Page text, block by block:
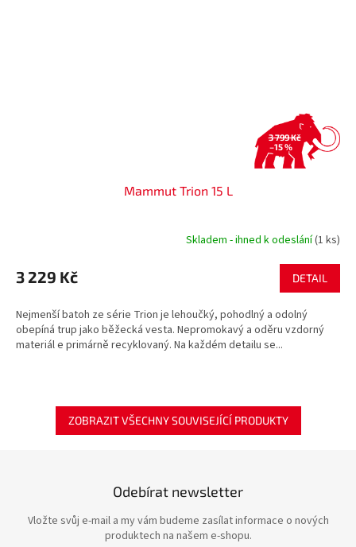
3 799 Kč
–15 %
Mammut Trion 15 L
Skladem - ihned k odeslání(1 ks)
3 229 Kč DETAIL
Nejmenší batoh ze série Trion je lehoučký, pohodlný a odolný
obepíná trup jako běžecká vesta. Nepromokavý a oděru vzdorný
materiál e primárně recyklovaný. Na každém detailu se...
ZOBRAZIT VŠECHNY SOUVISEJÍCÍ PRODUKTY
Odebírat newsletter
Vložte svůj e-mail a my vám budeme zasílat informace o nových
produktech na našem e-shopu.